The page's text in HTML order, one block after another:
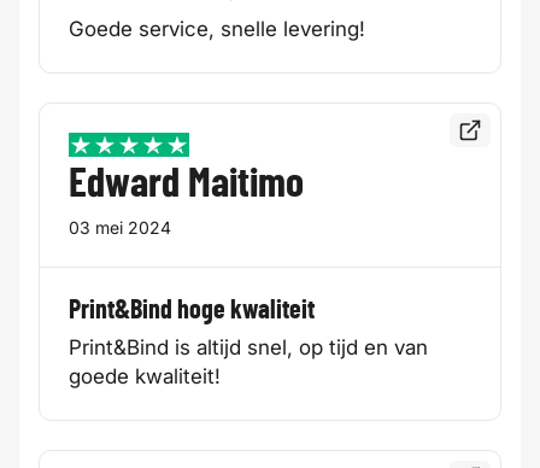
Goede service, snelle levering!
5 / 5
Edward Maitimo
03 mei 2024
Print&Bind hoge kwaliteit
Print&Bind is altijd snel, op tijd en van
goede kwaliteit!
Bekijk